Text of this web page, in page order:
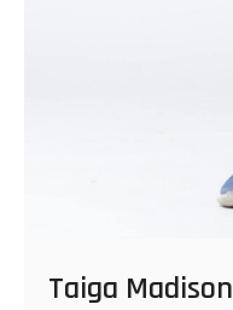
Taiga Madison